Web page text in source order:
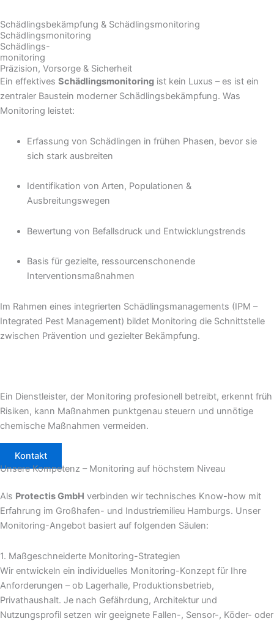
Schädlingsbekämpfung & Schädlingsmonitoring
Schädlingsmonitoring
Schädlings-
monitoring
Präzision, Vorsorge & Sicherheit
Ein effektives Schädlingsmonitoring ist kein Luxus – es ist ein
zentraler Baustein moderner Schädlingsbekämpfung. Was
Monitoring leistet:
Erfassung von Schädlingen in frühen Phasen, bevor sie
sich stark ausbreiten
Identifikation von Arten, Populationen &
Ausbreitungswegen
Bewertung von Befallsdruck und Entwicklungstrends
Basis für gezielte, ressourcenschonende
Interventionsmaßnahmen
Im Rahmen eines integrierten Schädlingsmanagements (IPM –
Integrated Pest Management) bildet Monitoring die Schnittstelle
zwischen Prävention und gezielter Bekämpfung.
Ein Dienstleister, der Monitoring profesionell betreibt, erkennt früh
Risiken, kann Maßnahmen punktgenau steuern und unnötige
chemische Maßnahmen vermeiden.
Kontakt
Unsere Kompetenz – Monitoring auf höchstem Niveau
Als Protectis GmbH verbinden wir technisches Know-how mit
Erfahrung im Großhafen- und Industriemilieu Hamburgs. Unser
Monitoring-Angebot basiert auf folgenden Säulen:
1. Maßgeschneiderte Monitoring-Strategien
Wir entwickeln ein individuelles Monitoring-Konzept für Ihre
Anforderungen – ob Lagerhalle, Produktionsbetrieb,
Privathaushalt. Je nach Gefährdung, Architektur und
Nutzungsprofil setzen wir geeignete Fallen-, Sensor-, Köder- oder